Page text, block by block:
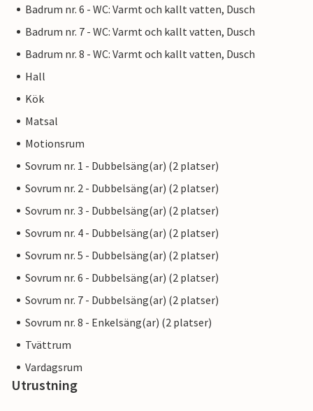
Badrum nr. 6 - WC: Varmt och kallt vatten, Dusch
Badrum nr. 7 - WC: Varmt och kallt vatten, Dusch
Badrum nr. 8 - WC: Varmt och kallt vatten, Dusch
Hall
Kök
Matsal
Motionsrum
Sovrum nr. 1 - Dubbelsäng(ar) (2 platser)
Sovrum nr. 2 - Dubbelsäng(ar) (2 platser)
Sovrum nr. 3 - Dubbelsäng(ar) (2 platser)
Sovrum nr. 4 - Dubbelsäng(ar) (2 platser)
Sovrum nr. 5 - Dubbelsäng(ar) (2 platser)
Sovrum nr. 6 - Dubbelsäng(ar) (2 platser)
Sovrum nr. 7 - Dubbelsäng(ar) (2 platser)
Sovrum nr. 8 - Enkelsäng(ar) (2 platser)
Tvättrum
Vardagsrum
Utrustning